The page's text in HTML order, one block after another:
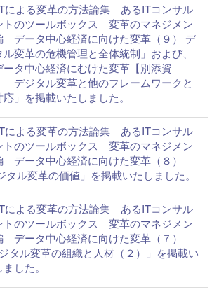
による変革の方法論集 あるITコンサル
トのツールボックス 変革のマネジメン
データ中心経済に向けた変革（９） デ
ル変革の危機管理と全体統制」および、
ータ中心経済にむけた変革【別添資
デジタル変革と他のフレームワークと
」を掲載いたしました。
による変革の方法論集 あるITコンサル
トのツールボックス 変革のマネジメン
データ中心経済に向けた変革（８）
タル変革の価値」を掲載いたしました。
による変革の方法論集 あるITコンサル
トのツールボックス 変革のマネジメン
データ中心経済に向けた変革（７）
タル変革の組織と人材（２）」を掲載い
した。